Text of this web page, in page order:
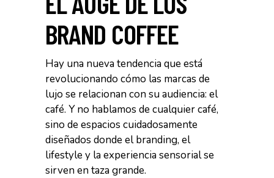
BRAND COFFEE
Hay una nueva tendencia que está
revolucionando cómo las marcas de
lujo se relacionan con su audiencia: el
café. Y no hablamos de cualquier café,
sino de espacios cuidadosamente
diseñados donde el branding, el
lifestyle y la experiencia sensorial se
sirven en taza grande.